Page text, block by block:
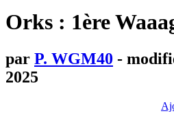
Orks : 1ère
par P. WGM40 -
2025